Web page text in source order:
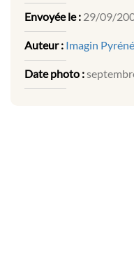
Envoyée le : 29/09/
Auteur : Imagin
Date photo :